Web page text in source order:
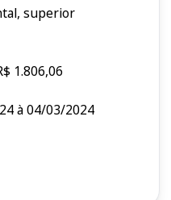
superior
1.806,06
à 04/03/2024